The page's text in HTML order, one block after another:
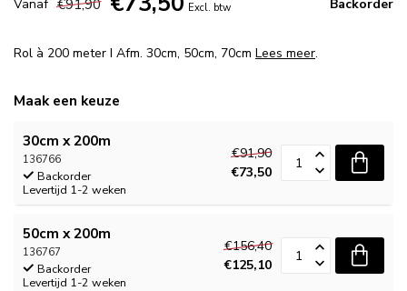
Vanaf Excl. btw Backorder
Rol à 200 meter I Afm. 30cm, 50cm, 70cm Lees meer.
Maak een keuze
30cm x 200m
136766
Backorder
Levertijd 1-2 weken
€91,90
€73,50
50cm x 200m
136767
Backorder
Levertijd 1-2 weken
€156,40
€125,10